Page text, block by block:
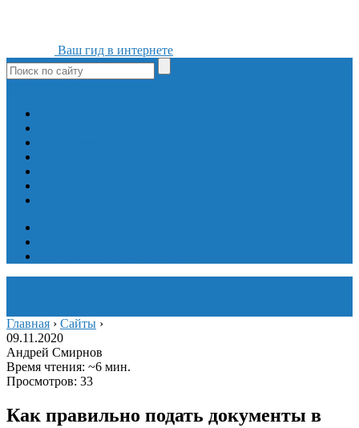
Ваш гид в интернете
Главная › Сайты ›
09.11.2020
Андрей Смирнов
Время чтения: ~6 мин.
Просмотров: 33
Как правильно подать документы в